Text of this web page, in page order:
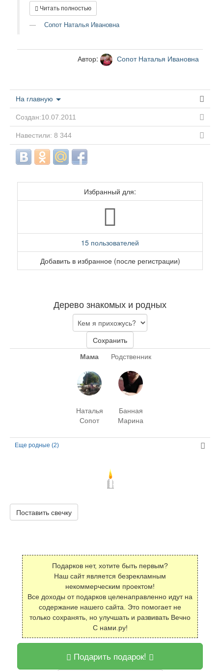
Читать полностью
Сопот Наталья Ивановна
Автор: Сопот Наталья Ивановна
На главную
Создан:10.07.2011
Навестили: 8 344
Избранный для:
15 пользователей
Добавить в избранное (после регистрации)
Дерево знакомых и родных
Сохранить
Мама
Наталья
Сопот
Родственник
Банная
Марина
Еще родные (2)
Поставить свечку
Подарков нет, хотите быть первым?
Наш сайт является безрекламным
некоммерческим проектом!
Все доходы от подарков целенаправленно идут на
содержание нашего сайта. Это помогает не
только сохранять, но улучшать и развивать Вечно
С нами.ру!
Подарить подарок!